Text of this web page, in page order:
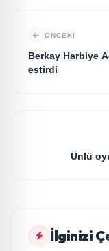
ÖNCEKI
Berkay Harbiye
estirdi
Ünlü
İlginizi
GÜNDEM
Arabesk
GÜNDEM